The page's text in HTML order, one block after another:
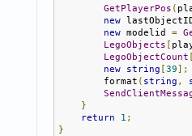
GetPlayerPos (
new
new modelid =
LegoObjects [
LegoObjectCount
new
string [39];
format ( string ,
}
return
1 ;
}